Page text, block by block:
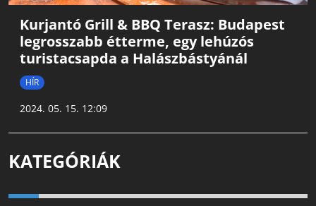
Kurjantó Grill & BBQ Terasz: Budapest
legrosszabb étterme, egy lehúzós
turistacsapda a Halászbástyánál
HÍR
2024. 05. 15. 12:09
KATEGÓRIÁK